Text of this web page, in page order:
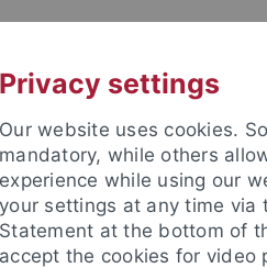
Privacy settings
Our website uses cookies.
mandatory, while others
experience while using our
your settings at any time via
Statement at the bottom of
accept the cookies for